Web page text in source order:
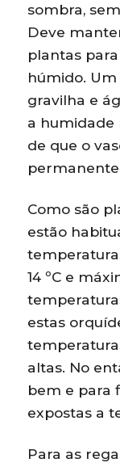
sombra,
Deve
plantas
húmido.
gravilha e
a humidade
de que o
Como são
estão
14 ºC e
estas
altas. No
bem e para
expostas a
Para as